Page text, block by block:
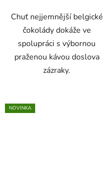
Chuť nejjemnější belgické
čokolády dokáže ve
spolupráci s výbornou
praženou kávou doslova
zázraky.
NOVINKA